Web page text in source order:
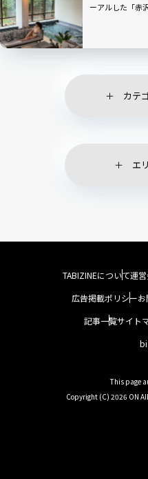
ーアルした「赤
カテ
エ
TABIZINEについて運
広告掲載ポリシー
記事一覧サイト
This page
Copyright (C) 2026 ON